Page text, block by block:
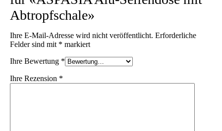
Abtropfschale»
Ihre E-Mail-Adresse wird nicht veröffentlicht. Erforderliche
Felder sind mit * markiert
Ihre Bewertung *
Ihre Rezension *